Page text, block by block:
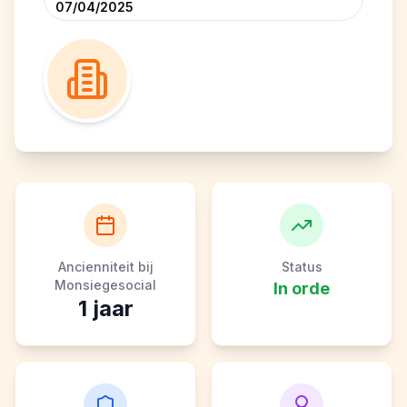
07/04/2025
Ancienniteit bij
Monsiegesocial
1 jaar
Status
In orde